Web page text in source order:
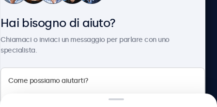
Hai bisogno di aiuto?
Chiamaci o inviaci un messaggio per parlare con uno
specialista.